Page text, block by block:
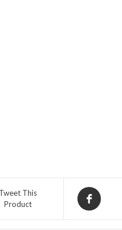
Tweet This
Product